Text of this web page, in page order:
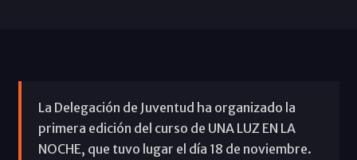
La Delegación de Juventud ha organizado la
primera edición del curso de UNA LUZ EN LA
NOCHE, que tuvo lugar el día 18 de noviembre.